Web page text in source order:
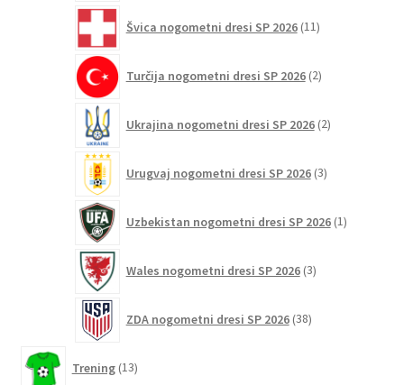
Švica nogometni dresi SP 2026 11izdelkov
Turčija nogometni dresi SP 2026 2izdelka
Ukrajina nogometni dresi SP 2026 2izdelka
Urugvaj nogometni dresi SP 2026 3izdelki
Uzbekistan nogometni dresi SP 2026 1izdelek
Wales nogometni dresi SP 2026 3izdelki
ZDA nogometni dresi SP 2026 38izdelkov
Trening 13izdelkov